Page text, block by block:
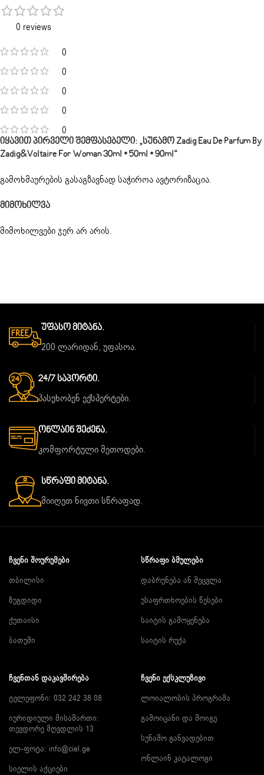
0 reviews
0
0
0
0
0
Მიმოხილვა
მიმოხილვები ჯერ არ არის.
Იყავით Პირველი Შემფასებელი: „სუნამო Zadig Eau De Parfum By
Zadig&Voltaire For Woman 30ml • 50ml • 90ml“
გამოხმაურების გასაგზავნად საჭიროაავტორიზაცია.
Უფასო Მიტანა.
200 ლარიდან, უფასოა.
24/7 Საპორტი.
პასუხობენ ექსპერტები.
Ონლაინ Შეძენა.
კომფორტული მეთოდები.
Სწრაფი Მიტანა.
მიიღეთ ნივთი სწრაფად.
ᲩᲕᲔᲜᲘ ᲨᲝᲣᲠᲣᲛᲔᲑᲘ
თბილისი
ზუგდიდი
ქუთაისი
ბათუმი
ᲡᲬᲠᲐᲤᲘ ᲑᲛᲣᲚᲔᲑᲘ
დაბრუნება ან შეცვლა
უსაფრთხოების წესები
საიტის გამოყენება
საიტის რუქა
ᲩᲕᲔᲜᲗᲐᲜ ᲓᲐᲙᲐᲕᲨᲘᲠᲔᲑᲐ
ტელეფონი: 032 242 38 08
იურიდიული მისამართი:
თევდორე მღვდლის 13
ელ-ფოტა: info@ciel.ge
სიელის აქციები
ᲩᲕᲔᲜᲘ ᲔᲥᲡᲙᲚᲣᲖᲘᲕᲘ
ლოიალობის პროგრამა
გამოიცანი და მოიგე
სუნამო განვადებით
ონლაინ კატალოგი